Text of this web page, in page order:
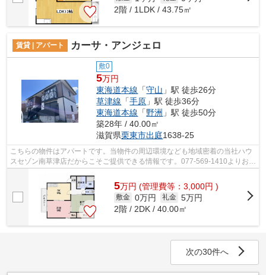
2階 / 1LDK / 43.75㎡
賃貸 | アパート カーサ・アンジェロ
敷0
5万円
東海道本線 「守山 」駅 徒歩26分
草津線 「手原 」駅 徒歩36分
東海道本線 「野洲 」駅 徒歩50分
築28年 / 40.00㎡
滋賀県栗東市出庭1638-25
こちらの物件はアパートです。当物件の周辺環境なども地域密着の当社ハウ
スセゾン南草津店だからこそご提供できる情報です。077-569-1410よりお気
5万円 (管理費等：3,000円 )
敷金 0万円 礼金 5万円
2階 / 2DK / 40.00㎡
次の30件へ